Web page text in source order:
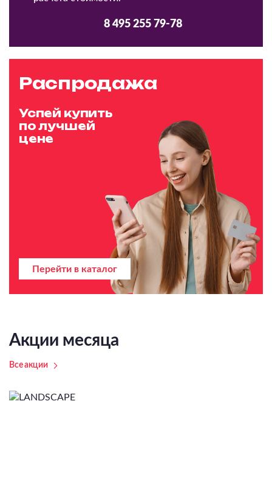
8 495 255 79-78
Распродажа
Успей купить
по лучшей
цене
Перейти в каталог
Акции месяца
Все акции